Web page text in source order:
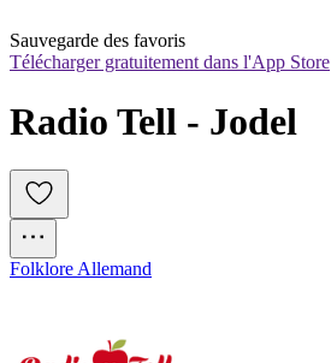
Sauvegarde des favoris
Télécharger gratuitement dans l'App Store
Radio Tell - Jodel
Folklore Allemand